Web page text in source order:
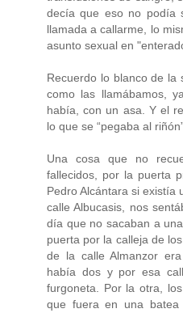
decía que eso no podía
llamada a callarme, lo
asunto sexual en
Recuerdo lo blanco de la
como las llamábamos,
había, con un asa. Y el
lo que se “pegaba al
Una cosa que no
fallecidos, por la puerta
Pedro Alcántara si existía
calle Albucasis, nos
día que no sacaban a
puerta por la calleja de
de la calle Almanzor
había dos y por esa
furgoneta. Por la otra,
que fuera en una